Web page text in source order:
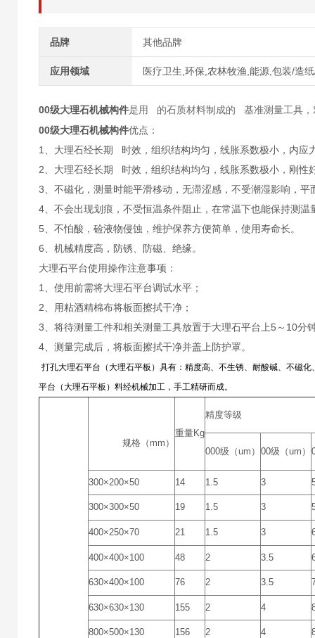
品牌 其他品牌
应用领域 医疗卫生,环保,农林牧渔,能源,包装/造
00级大理石机械构件是用 的石质材料制成的 基准测量工具，
00级大理石机械构件优点：
1、大理石经长期 时效，组织结构均匀，线胀系数极小，内
2、大理石经长期 时效，组织结构均匀，线胀系数极小，刚性
3、不磁化，测量时能平滑移动，无滞涩感，不受潮湿影响，平
4、不会出现划痕，不受恒温条件阻止，在常温下也能保持测温
5、不怕酸，硷液物侵蚀，维护保养方便简单，使用寿命长。
6、机械精度高，防锈、防磁、绝缘。
大理石平台使用操作注意事项：
1、使用前需将大理石平台调试水平；
2、用粘酒精棉布将板面擦拭干净；
3、将待测量工件和相关测量工具放置于大理石平台上5～10分
4、测量完成后，将板面擦拭干净并盖上防护罩。
打孔大理石平台（大理石平板）具有：精度高、不生锈、耐酸碱、不磁
平台（大理石平板）料经机械加工，手工精研而成。
规格（mm）
重量Kg
精度等级
000级（um） 00级（um）
300×200×50 14 1.5 3
300×300×50 19 1.5 3
400×250×70 21 1.5 3
400×400×100 48 2 3.5
630×400×100 76 2 3.5
630×630×130 155 2 4
800×500×130 156 2 4